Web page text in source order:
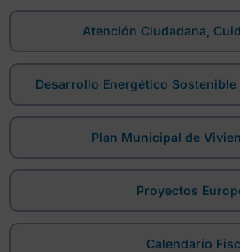
Atención Ciudadana,
Desarrollo Energético
Plan Municipal de
Proyectos
Calendario